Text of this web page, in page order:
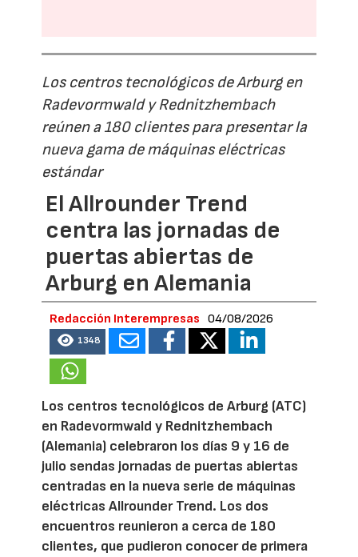
Los centros tecnológicos de Arburg en
Radevormwald y Rednitzhembach
reúnen a 180 clientes para presentar la
nueva gama de máquinas eléctricas
estándar
El Allrounder Trend
centra las jornadas de
puertas abiertas de
Arburg en Alemania
Redacción Interempresas 04/08/2026
1348
Los centros tecnológicos de Arburg (ATC)
en Radevormwald y Rednitzhembach
(Alemania) celebraron los días 9 y 16 de
julio sendas jornadas de puertas abiertas
centradas en la nueva serie de máquinas
eléctricas Allrounder Trend. Los dos
encuentros reunieron a cerca de 180
clientes, que pudieron conocer de primera